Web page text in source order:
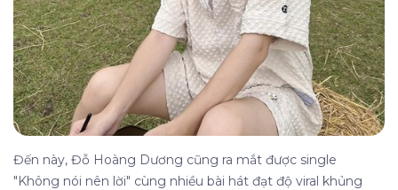
Đến này, Đỗ Hoàng Dương cũng ra mắt được single
"Không nói nên lời" cùng nhiều bài hát đạt độ viral khủng